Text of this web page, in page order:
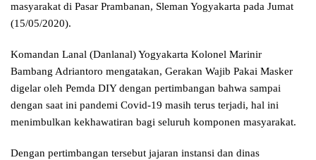
masyarakat di Pasar Prambanan, Sleman Yogyakarta pada Jumat
(15/05/2020).
Komandan Lanal (Danlanal) Yogyakarta Kolonel Marinir
Bambang Adriantoro mengatakan, Gerakan Wajib Pakai Masker
digelar oleh Pemda DIY dengan pertimbangan bahwa sampai
dengan saat ini pandemi Covid-19 masih terus terjadi, hal ini
menimbulkan kekhawatiran bagi seluruh komponen masyarakat.
Dengan pertimbangan tersebut jajaran instansi dan dinas